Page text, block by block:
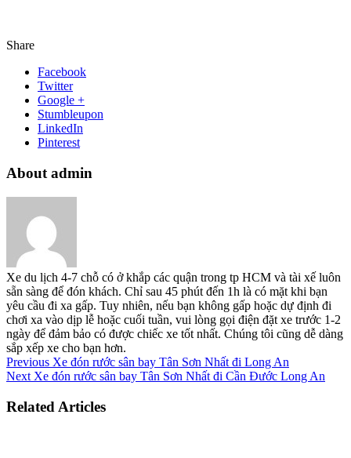
Share
Facebook
Twitter
Google +
Stumbleupon
LinkedIn
Pinterest
About admin
Xe du lịch 4-7 chỗ có ở khắp các quận trong tp HCM và tài xế luôn
sẵn sàng để đón khách. Chỉ sau 45 phút đến 1h là có mặt khi bạn
yêu cầu đi xa gấp. Tuy nhiên, nếu bạn không gấp hoặc dự định đi
chơi xa vào dịp lễ hoặc cuối tuần, vui lòng gọi điện đặt xe trước 1-2
ngày để đảm bảo có được chiếc xe tốt nhất. Chúng tôi cũng dễ dàng
sắp xếp xe cho bạn hơn.
Previous Xe đón rước sân bay Tân Sơn Nhất đi Long An
Next Xe đón rước sân bay Tân Sơn Nhất đi Cần Đước Long An
Related Articles